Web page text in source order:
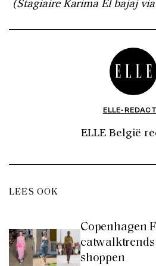
(Stagiaire Karima El bajaj
ELLE-
ELLE België
LEES OOK
Copenhagen
catwalktrends
shoppen